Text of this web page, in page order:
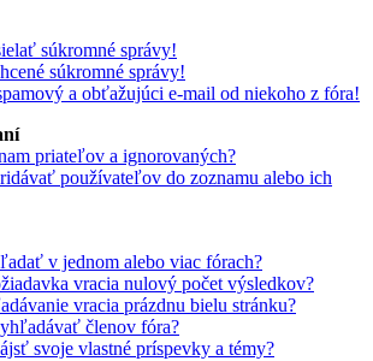
súkromné správy!
súkromné správy!
a obťažujúci e-mail od niekoho z fóra!
priateľov a ignorovaných?
používateľov do zoznamu alebo ich
v jednom alebo viac fórach?
vracia nulový počet výsledkov?
vracia prázdnu bielu stránku?
členov fóra?
svoje vlastné príspevky a témy?